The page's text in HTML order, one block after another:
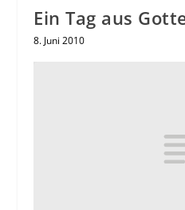
Ein Tag aus
8. Juni 2010